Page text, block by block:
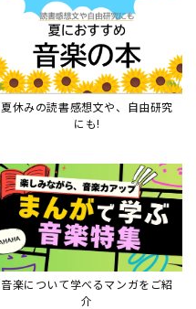
夏休みの読書感想文や、自由研究
にも!
音楽について学べるマンガをご紹
介